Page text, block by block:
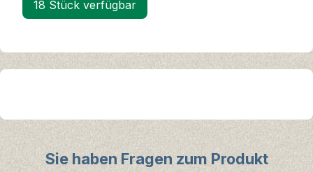
18 Stück verfügbar
Sie haben Fragen zum Produkt